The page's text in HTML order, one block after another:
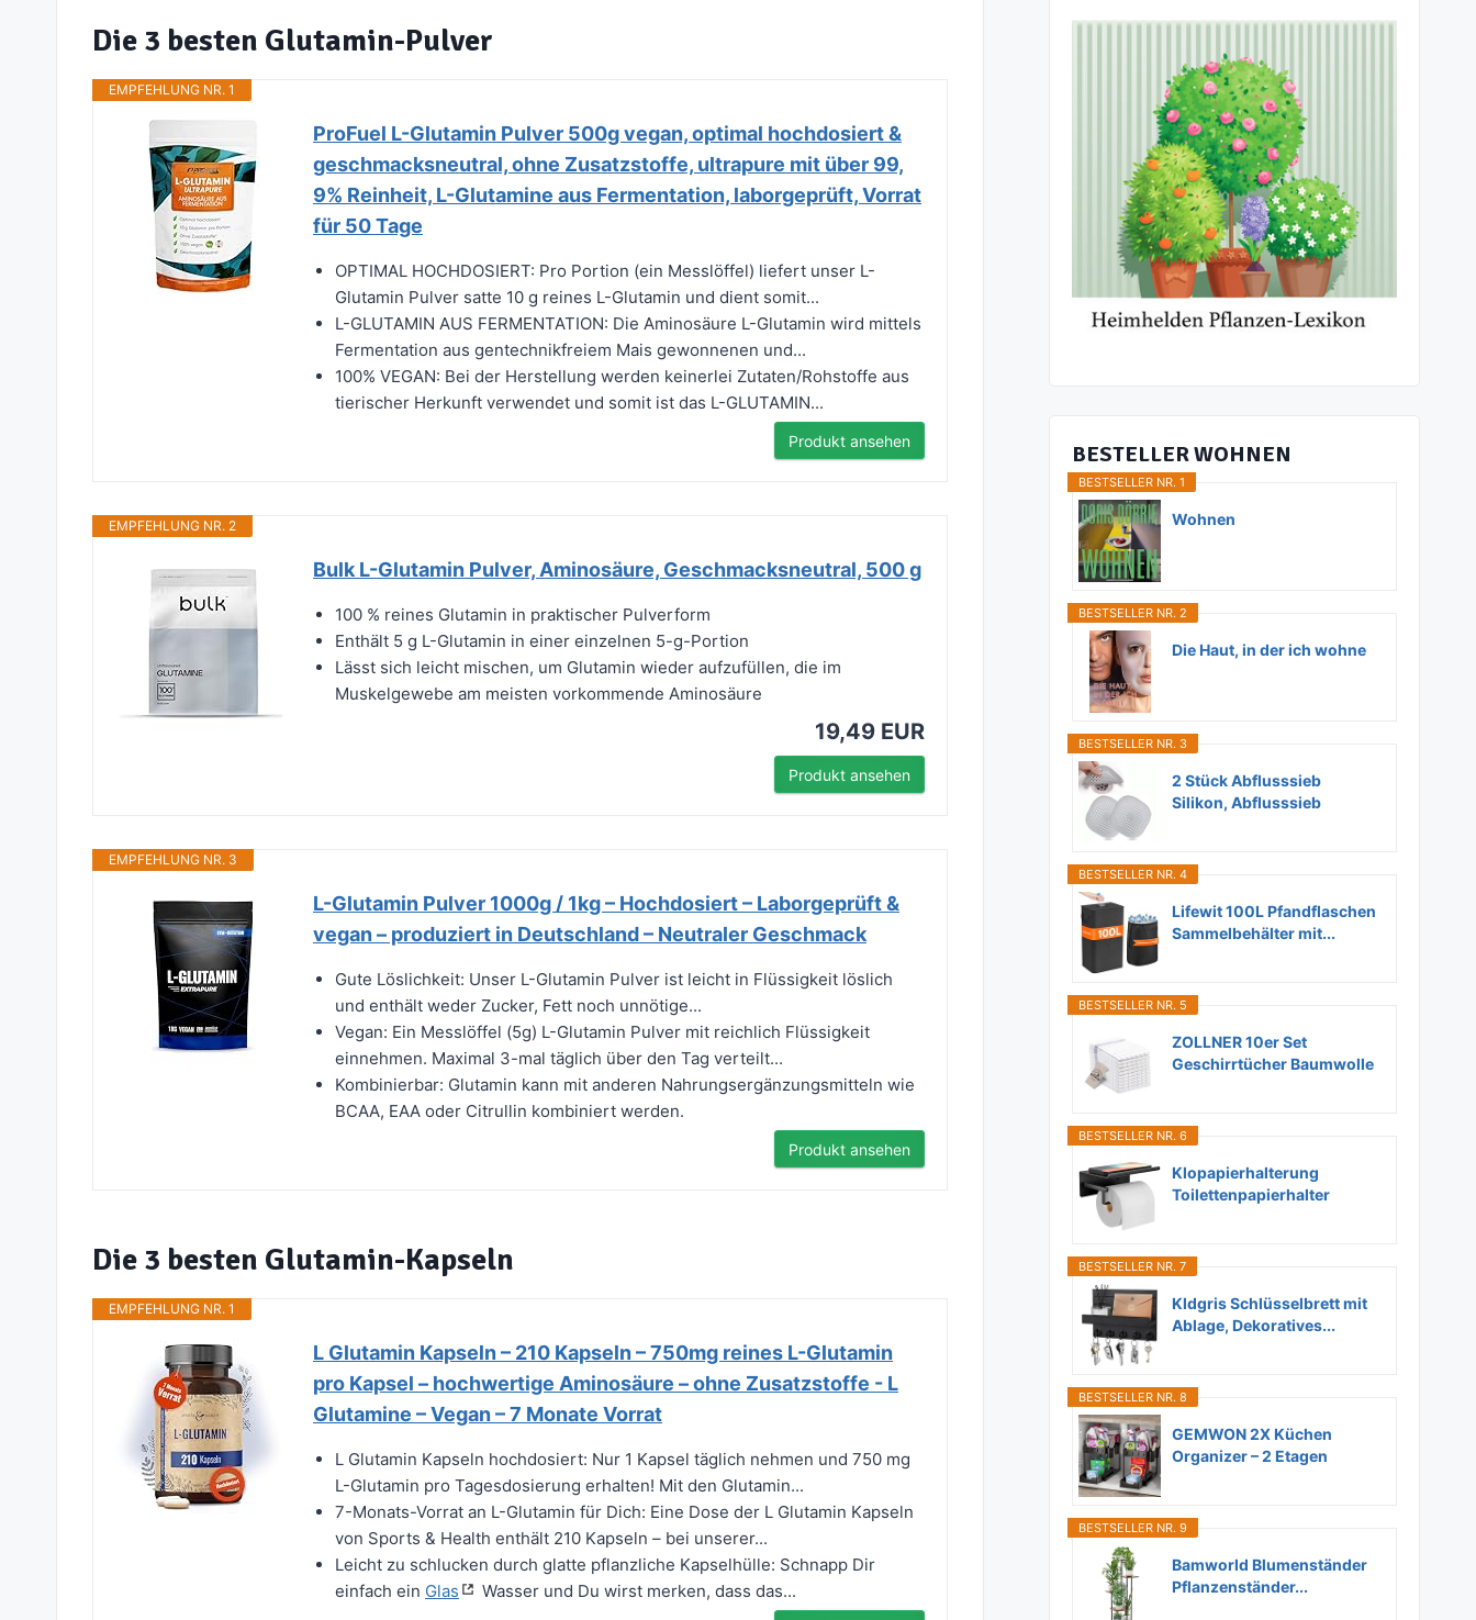
Die 3 besten Glutamin-Pulver
EMPFEHLUNG NR. 1
ProFuel L-Glutamin Pulver 500g vegan, optimal hochdosiert &
geschmacksneutral, ohne Zusatzstoffe, ultrapure mit über 99,
9% Reinheit, L-Glutamine aus Fermentation, laborgeprüft, Vorrat
für 50 Tage
OPTIMAL HOCHDOSIERT: Pro Portion (ein Messlöffel) liefert unser L-
Glutamin Pulver satte 10 g reines L-Glutamin und dient somit...
L-GLUTAMIN AUS FERMENTATION: Die Aminosäure L-Glutamin wird mittels
Fermentation aus gentechnikfreiem Mais gewonnenen und...
100% VEGAN: Bei der Herstellung werden keinerlei Zutaten/Rohstoffe aus
tierischer Herkunft verwendet und somit ist das L-GLUTAMIN...
Produkt ansehen
EMPFEHLUNG NR. 2
Bulk L-Glutamin Pulver, Aminosäure, Geschmacksneutral, 500 g
100 % reines Glutamin in praktischer Pulverform
Enthält 5 g L-Glutamin in einer einzelnen 5-g-Portion
Lässt sich leicht mischen, um Glutamin wieder aufzufüllen, die im
Muskelgewebe am meisten vorkommende Aminosäure
19,49 EUR
Produkt ansehen
EMPFEHLUNG NR. 3
L-Glutamin Pulver 1000g / 1kg – Hochdosiert – Laborgeprüft &
vegan – produziert in Deutschland – Neutraler Geschmack
Gute Löslichkeit: Unser L-Glutamin Pulver ist leicht in Flüssigkeit löslich
und enthält weder Zucker, Fett noch unnötige...
Vegan: Ein Messlöffel (5g) L-Glutamin Pulver mit reichlich Flüssigkeit
einnehmen. Maximal 3-mal täglich über den Tag verteilt...
Kombinierbar: Glutamin kann mit anderen Nahrungsergänzungsmitteln wie
BCAA, EAA oder Citrullin kombiniert werden.
Produkt ansehen
Die 3 besten Glutamin-Kapseln
EMPFEHLUNG NR. 1
L Glutamin Kapseln – 210 Kapseln – 750mg reines L-Glutamin
pro Kapsel – hochwertige Aminosäure – ohne Zusatzstoffe - L
Glutamine – Vegan – 7 Monate Vorrat
L Glutamin Kapseln hochdosiert: Nur 1 Kapsel täglich nehmen und 750 mg
L-Glutamin pro Tagesdosierung erhalten! Mit den Glutamin...
7-Monats-Vorrat an L-Glutamin für Dich: Eine Dose der L Glutamin Kapseln
von Sports & Health enthält 210 Kapseln – bei unserer...
Leicht zu schlucken durch glatte pflanzliche Kapselhülle: Schnapp Dir
einfach ein Glas Wasser und Du wirst merken, dass das...
BESTELLER WOHNEN
BESTSELLER NR. 1
Wohnen
BESTSELLER NR. 2
Die Haut, in der ich wohne
BESTSELLER NR. 3
2 Stück Abflusssieb
Silikon, Abflusssieb
BESTSELLER NR. 4
Lifewit 100L Pfandflaschen
Sammelbehälter mit...
BESTSELLER NR. 5
ZOLLNER 10er Set
Geschirrtücher Baumwolle
BESTSELLER NR. 6
Klopapierhalterung
Toilettenpapierhalter
BESTSELLER NR. 7
Kldgris Schlüsselbrett mit
Ablage, Dekoratives...
BESTSELLER NR. 8
GEMWON 2X Küchen
Organizer – 2 Etagen
BESTSELLER NR. 9
Bamworld Blumenständer
Pflanzenständer...